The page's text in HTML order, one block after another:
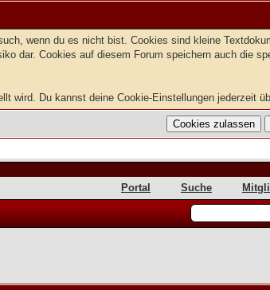
wenn du es nicht bist. Cookies sind kleine
dar. Cookies auf diesem Forum speichern auch die
wird. Du kannst deine Cookie-Einstellungen jederzeit
Portal Suche